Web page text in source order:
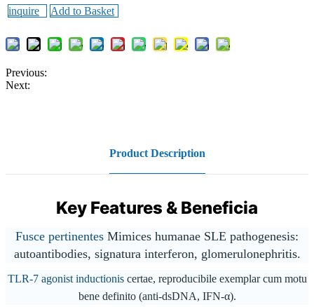
inquire Add to Basket
Previous:
Next:
Product Description
Key Features & Beneficia
Fusce pertinentes Mimices humanae SLE pathogenesis:
autoantibodies, signatura interferon, glomerulonephritis.
TLR-7 agonist inductionis certae, reproducibile exemplar cum motu
bene definito (anti-dsDNA, IFN-α).